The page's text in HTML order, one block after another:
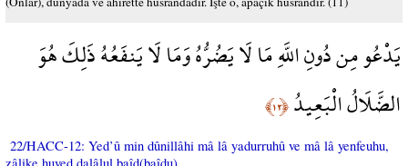
يَدْعُو مِن دُونِ اللَّهِ مَا لَا يَضُرُّهُ وَمَا لَا يَنفَعُهُ ذَلِكَ هُوَ
الضَّلَالُ الْبَعِيدُ﴿١٢﴾
22/HACC-12: Yed’û min dûnillâhi mâ lâ yadurruhû ve mâ lâ yenfeuhu,